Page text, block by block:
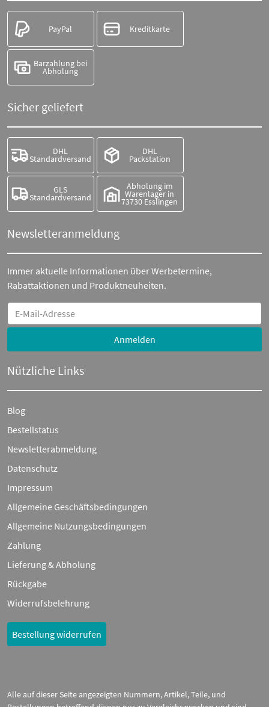
PayPal Kreditkarte
Barzahlung bei
Abholung
Sicher geliefert
DHL
Standardversand
DHL
Packstation
GLS
Standardversand
Abholung im
Warenlager in
73730 Esslingen
Newsletteranmeldung
Immer aktuelle Informationen über Werbetermine,
Rabattaktionen und Produktneuheiten.
Anmelden
Nützliche Links
Blog
Bestellstatus
Newsletterabmeldung
Datenschutz
Impressum
Allgemeine Geschäftsbedingungen
Allgemeine Nutzungsbedingungen
Zahlung
Lieferung & Abholung
Rückgabe
Widerrufsbelehrung
Bestellung widerrufen
Alle auf dieser Seite angezeigten Nummern, Artikel, Teile, und